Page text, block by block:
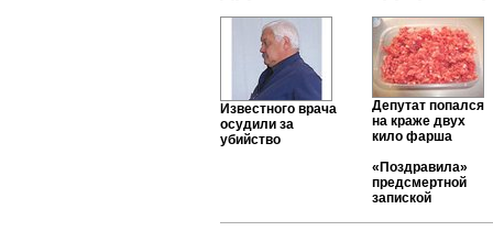
Известного врача
осудили за
убийство
Депутат попался
на краже двух
кило фарша
«Поздравила»
предсмертной
запиской